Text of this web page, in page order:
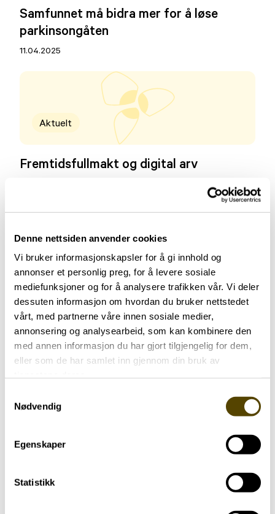
Denne nettsiden anvender cookies
Vi bruker informasjonskapsler for å gi innhold og
annonser et personlig preg, for å levere sosiale
mediefunksjoner og for å analysere trafikken vår. Vi deler
dessuten informasjon om hvordan du bruker nettstedet
vårt, med partnerne våre innen sosiale medier,
annonsering og analysearbeid, som kan kombinere den
med annen informasjon du har gjort tilgjengelig for dem,
eller som de har samlet inn gjennom din bruk av
Nødvendig
Egenskaper
Statistikk
Samfunnet må bidra mer for å løse
parkinsongåten
11.04.2025
Aktuelt
Fremtidsfullmakt og digital arv
Aktuelt
Rekordstor tildeling til forskning
08.04.2025